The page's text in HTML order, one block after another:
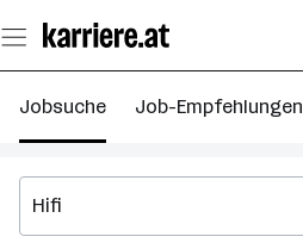
Seiteninhalt
springen
Jobsuche Job-Empfehlungen